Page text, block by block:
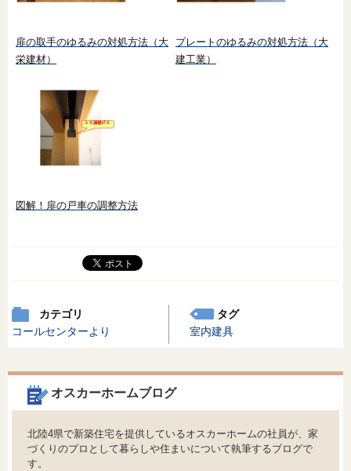
扉の取手のゆるみの対処方法（大
栄建材）
プレートのゆるみの対処方法（大
建工業）
図解！扉の戸車の調整方法
カテゴリ
コールセンターより
タグ
室内建具
オスカーホームブログ
北陸4県で新築住宅を提供しているオスカーホームの社員が、家
づくりのプロとして暮らしや住まいについて執筆するブログで
す。